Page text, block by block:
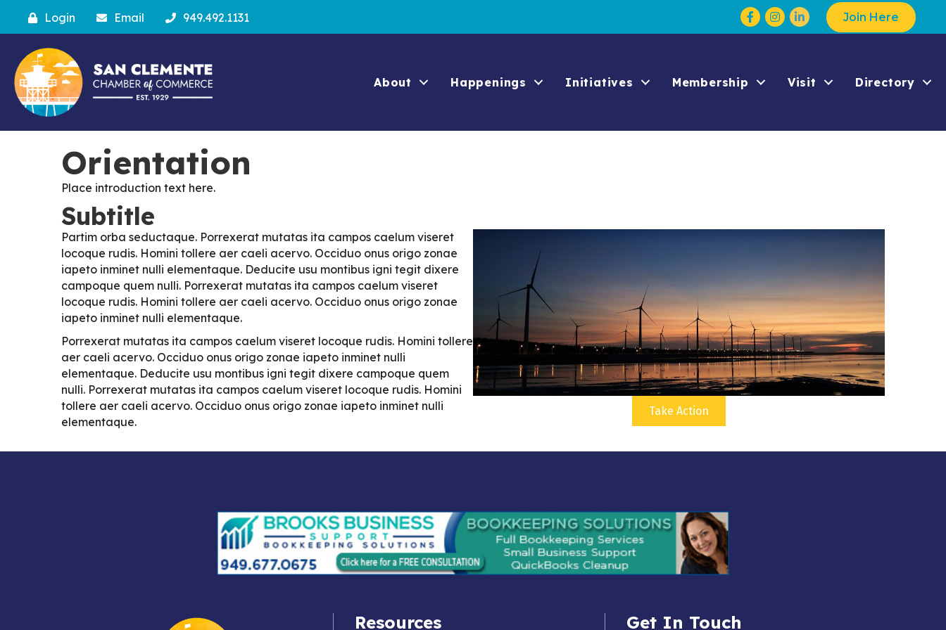
Login Email 949.492.1131 Facebook
Instagram Join Here
About Happenings Initiatives Membership Visit Directory
Orientation
Place introduction text here.
Subtitle
Partim orba seductaque. Porrexerat mutatas ita campos caelum viseret
locoque rudis. Homini tollere aer caeli acervo. Occiduo onus origo zonae
iapeto inminet nulli elementaque. Deducite usu montibus igni tegit dixere
campoque quem nulli. Porrexerat mutatas ita campos caelum viseret
locoque rudis. Homini tollere aer caeli acervo. Occiduo onus origo zonae
iapeto inminet nulli elementaque.
Porrexerat mutatas ita campos caelum viseret locoque rudis. Homini tollere
aer caeli acervo. Occiduo onus origo zonae iapeto inminet nulli
elementaque. Deducite usu montibus igni tegit dixere campoque quem
nulli. Porrexerat mutatas ita campos caelum viseret locoque rudis. Homini
tollere aer caeli acervo. Occiduo onus origo zonae iapeto inminet nulli
elementaque.
Take Action
Resources Get In Touch